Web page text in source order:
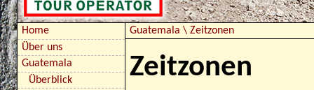
Home
Über uns
Guatemala
Überblick
Guatemala \Zeitzonen
Zeitzonen